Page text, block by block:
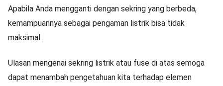
Apabila Anda mengganti dengan sekring yang berbeda,
kemampuannya sebagai pengaman listrik bisa tidak
maksimal.
Ulasan mengenai sekring listrik atau fuse di atas semoga
dapat menambah pengetahuan kita terhadap elemen